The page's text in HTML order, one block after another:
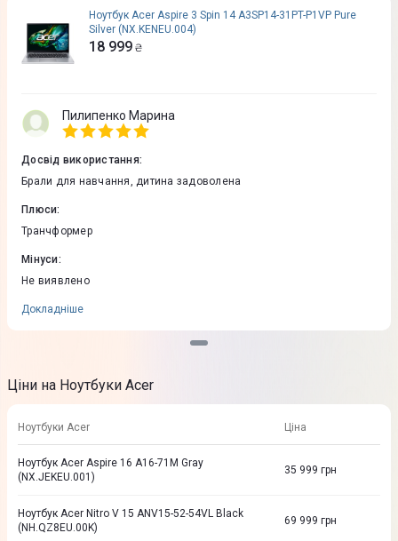
Ноутбук Acer Aspire 3 Spin 14 A3SP14-31PT-P1VP Pure
Silver (NX.KENEU.004)
18 999 ₴
Пилипенко Марина
Досвід використання:
Брали для навчання, дитина задоволена
Плюси:
Транчформер
Мінуси:
Не виявлено
Докладніше
Ціни на Ноутбуки Acer
Ноутбуки Acer Ціна
Ноутбук Acer Aspire 16 A16-71M Gray
(NX.JEKEU.001)
35 999 грн
Ноутбук Acer Nitro V 15 ANV15-52-54VL Black
(NH.QZ8EU.00K)
69 999 грн